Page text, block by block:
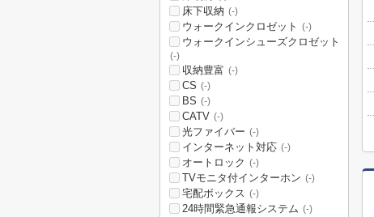
床下収納 (-)
ウォークインクロゼット (-)
ウォークインシューズクロゼット
(-)
収納豊富 (-)
CS (-)
BS (-)
CATV (-)
光ファイバー (-)
インターネット対応 (-)
オートロック (-)
TVモニタ付インターホン (-)
宅配ボックス (-)
24時間緊急通報システム (-)